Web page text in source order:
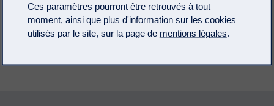
Si vous souhaitez assister à la conférence en présentiel au Cercle
de l’Union Interalliée (sous réserve des places disponibles),
Ces paramètres pourront être retrouvés à tout
moment, ainsi que plus d'information sur les cookies
utilisés par le site, sur la page de mentions légales.